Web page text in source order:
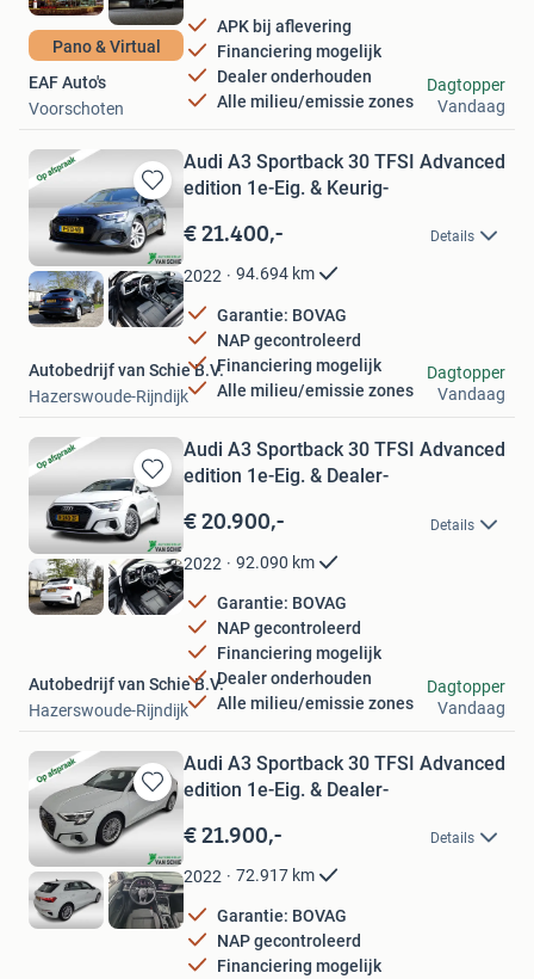
Pano & Virtual
APK bij aflevering
Financiering mogelijk
Dealer onderhouden
Alle milieu/emissie zones
EAF Auto's
Voorschoten
Dagtopper
Vandaag
Bewaren
in
Mijn
Favorieten
Audi A3 Sportback 30 TFSI Advanced
edition 1e-Eig. & Keurig-
€ 21.400,- Details
2022 94.694 km
Garantie: BOVAG
NAP gecontroleerd
Financiering mogelijk
Alle milieu/emissie zones
Autobedrijf van Schie B.V.
Hazerswoude-Rijndijk
Dagtopper
Vandaag
Bewaren
in
Mijn
Favorieten
Audi A3 Sportback 30 TFSI Advanced
edition 1e-Eig. & Dealer-
€ 20.900,- Details
2022 92.090 km
Garantie: BOVAG
NAP gecontroleerd
Financiering mogelijk
Dealer onderhouden
Alle milieu/emissie zones
Autobedrijf van Schie B.V.
Hazerswoude-Rijndijk
Dagtopper
Vandaag
Bewaren
in
Mijn
Favorieten
Audi A3 Sportback 30 TFSI Advanced
edition 1e-Eig. & Dealer-
€ 21.900,- Details
2022 72.917 km
Garantie: BOVAG
NAP gecontroleerd
Financiering mogelijk